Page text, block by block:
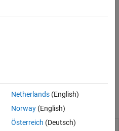
and demodulation.
decoding.
complex number sequences.
PUSCH scrambling
Netherlands(English)
Norway(English)
Österreich (Deutsch)